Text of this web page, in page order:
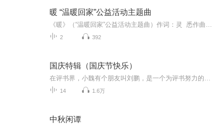
暖 “温暖回家”公益活动主题曲
2 392
国庆特辑（国庆节快乐）
14 1.6万
中秋闲谭